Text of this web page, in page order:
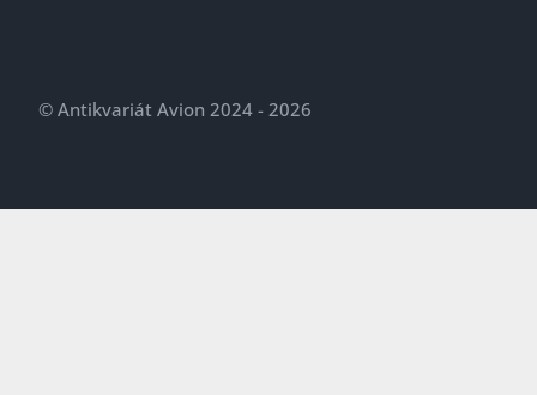
© Antikvariát Avion 2024 - 2026